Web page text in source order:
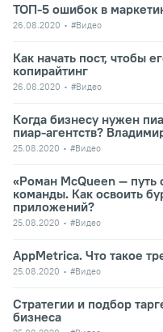
ТОП-5 ошибок в
26.08.2020 #Видео
Как начать пост, чтобы
копирайтинг
26.08.2020 #Видео
Когда бизнесу нужен
пиар-агентств?
25.08.2020 #Видео
«Роман McQueen — путь
команды. Как освоить
приложений?
25.08.2020 #Видео
AppMetrica. Что такое
25.08.2020 #Видео
Стратегии и подбор
бизнеса